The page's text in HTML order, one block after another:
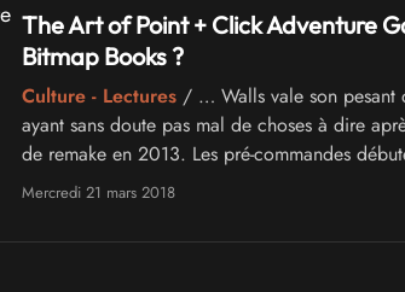
The Art of Point + Click Adventure
Bitmap Books ?
Culture - Lectures/ … Walls vale son pesant
ayant sans doute pas mal de choses à dire
de remake en 2013. Les pré-commandes
matin et concerneront …
Mercredi 21 mars 2018